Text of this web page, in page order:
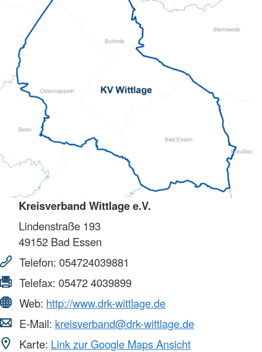
Kreisverband Wittlage e.V.
Lindenstraße 193
49152 Bad Essen
Telefon: 054724039881
Telefax: 05472 4039899
Web: http://www.drk-wittlage.de
E-Mail: kreisverband@drk-wittlage.de
Karte: Link zur Google Maps Ansicht